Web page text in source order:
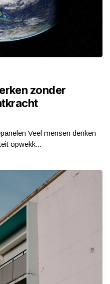
zonder
Veel mensen denken
opwekk...